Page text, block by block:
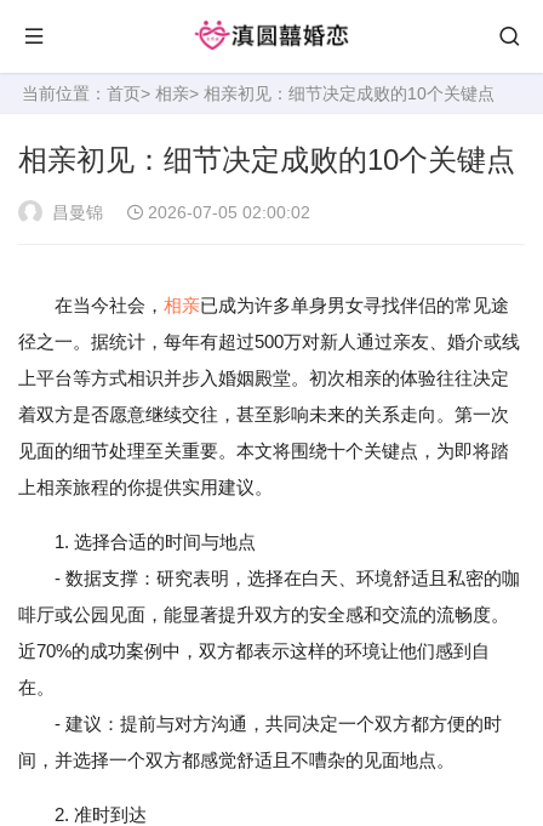
当前位置： 首页> 相亲> 相亲初见：细节决定成败的10个关键点
相亲初见：细节决定成败的10个关键点
昌曼锦 2026-07-05 02:00:02
在当今社会， 相亲已成为许多单身男女寻找伴侣的常见途
径之一。据统计，每年有超过500万对新人通过亲友、婚介或线
上平台等方式相识并步入婚姻殿堂。初次相亲的体验往往决定
着双方是否愿意继续交往，甚至影响未来的关系走向。第一次
见面的细节处理至关重要。本文将围绕十个关键点，为即将踏
上相亲旅程的你提供实用建议。
1. 选择合适的时间与地点
- 数据支撑：研究表明，选择在白天、环境舒适且私密的咖
啡厅或公园见面，能显著提升双方的安全感和交流的流畅度。
近70%的成功案例中，双方都表示这样的环境让他们感到自
在。
- 建议：提前与对方沟通，共同决定一个双方都方便的时
间，并选择一个双方都感觉舒适且不嘈杂的见面地点。
2. 准时到达